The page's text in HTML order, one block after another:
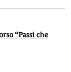
“Passi che